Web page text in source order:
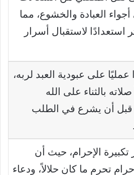
أجواء العبادة والخشوع، مما
استعدادًا لاستقبال أسرار
عمليًا على عبودية العبد لربه،
بالثناء على الله
قبل أن يشرع في الطلب
الإحرام، حيث أن
تحرم ما كان حلالاً، ودعاء